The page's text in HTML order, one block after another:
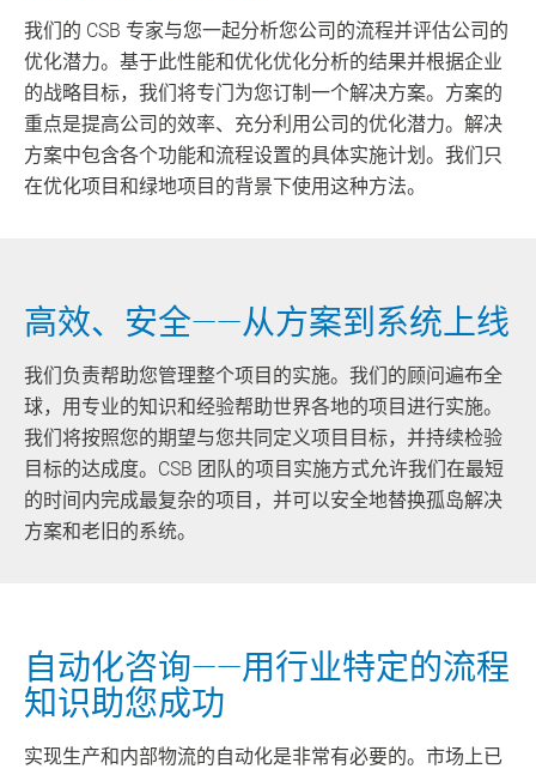
我们的 CSB 专家与您一起分析您公司的流程并评估公司的
优化潜力。基于此性能和优化优化分析的结果并根据企业
的战略目标，我们将专门为您订制一个解决方案。方案的
重点是提高公司的效率、充分利用公司的优化潜力。解决
方案中包含各个功能和流程设置的具体实施计划。我们只
在优化项目和绿地项目的背景下使用这种方法。
高效、安全——从方案到系统上线
我们负责帮助您管理整个项目的实施。我们的顾问遍布全
球，用专业的知识和经验帮助世界各地的项目进行实施。
我们将按照您的期望与您共同定义项目目标，并持续检验
目标的达成度。CSB 团队的项目实施方式允许我们在最短
的时间内完成最复杂的项目，并可以安全地替换孤岛解决
方案和老旧的系统。
自动化咨询——用行业特定的流程
知识助您成功
实现生产和内部物流的自动化是非常有必要的。市场上已